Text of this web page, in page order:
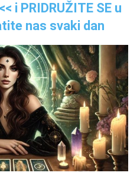
i PRIDRUŽITE SE u
nas svaki dan